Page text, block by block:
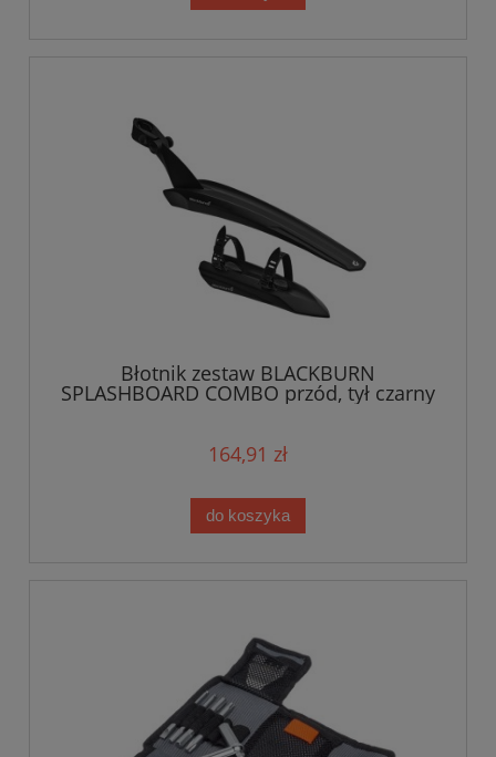
Błotnik zestaw BLACKBURN
SPLASHBOARD COMBO przód, tył czarny
164,91 zł
do koszyka